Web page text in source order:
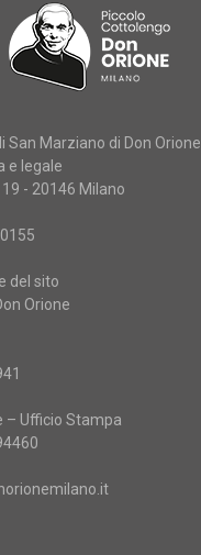
San Marziano di Don Orione
e legale
- 20146 Milano
del sito
Orione
– Ufficio Stampa